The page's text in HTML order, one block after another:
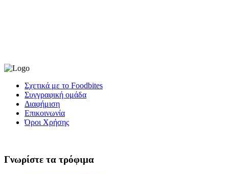
Σχετικά με το Foodbites
Συγγραφική ομάδα
Διαφήμιση
Επικοινωνία
Όροι Χρήσης
Γνωρίστε τα τρόφιμα